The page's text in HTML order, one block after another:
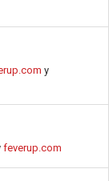
y
feverup.com